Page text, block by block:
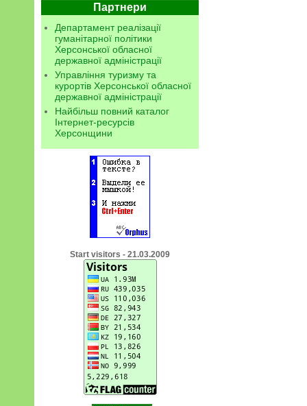
Партнери
Департамент реалізації
гуманітарної політики
Херсонської обласної
державної адміністрації
Управління туризму та
курортів Херсонської обласної
державної адміністрації
Найбільш повний каталог
Інтернет-ресурсів
Херсонщини
Start visitors - 21.03.2009